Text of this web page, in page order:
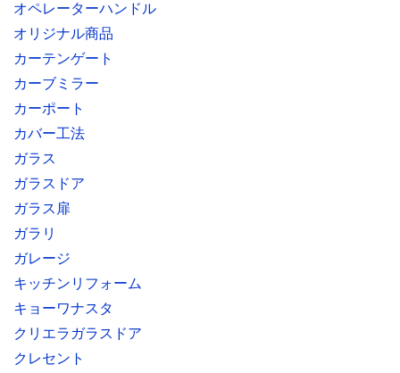
オペレーターハンドル
オリジナル商品
カーテンゲート
カーブミラー
カーポート
カバー工法
ガラス
ガラスドア
ガラス扉
ガラリ
ガレージ
キッチンリフォーム
キョーワナスタ
クリエラガラスドア
クレセント